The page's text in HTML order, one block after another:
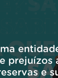
prejuízos
e